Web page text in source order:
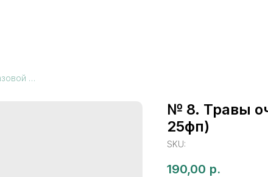
№ 8. Травы очищающие (Разовой заварки 25фп)
№ 8. Травы
25фп)
SKU:
190,00 р.